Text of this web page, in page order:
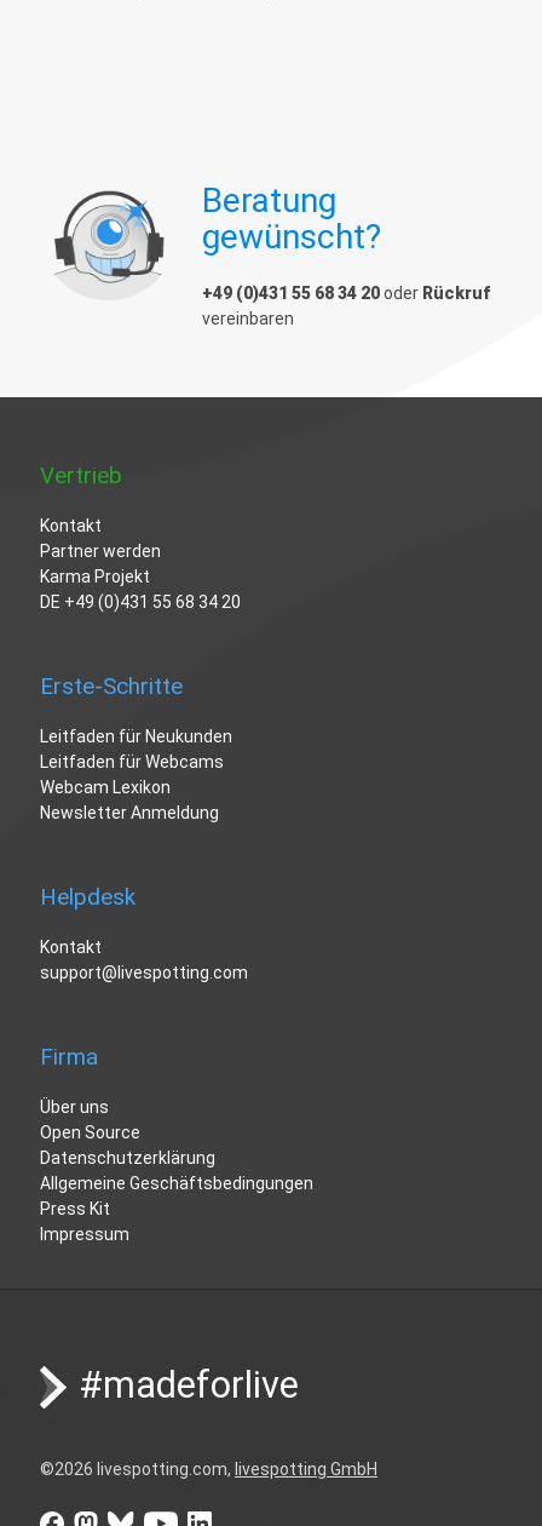
Beratung
gewünscht?
+49 (0)431 55 68 34 20oder Rückruf
vereinbaren
Vertrieb
Kontakt
Partner werden
Karma Projekt
DE +49 (0)431 55 68 34 20
Erste-Schritte
Leitfaden für Neukunden
Leitfaden für Webcams
Webcam Lexikon
Newsletter Anmeldung
Helpdesk
Kontakt
support@livespotting.com
Firma
Über uns
Open Source
Datenschutzerklärung
Allgemeine Geschäftsbedingungen
Press Kit
Impressum
#madeforlive
©2026 livespotting.com, livespotting GmbH